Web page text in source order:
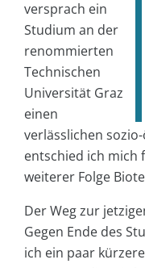
versprach ein
Studium an der
renommierten
Technischen
Universität Graz
einen
verlässlichen
entschied ich mich
weiterer Folge
Der Weg zur
Gegen Ende des
ich ein paar